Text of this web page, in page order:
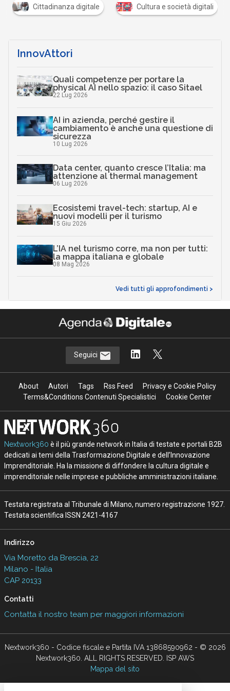
Cittadinanza digitale Cultura e società digitali E
InnovAttori
Quali competenze per portare la
physical AI nello spazio: il caso Sitael
22 Lug 2026
AI in azienda, perché gestire il
cambiamento è anche una questione di
sicurezza
10 Lug 2026
Data center, quanto cresce l’Italia: ma
attenzione al thermal management
06 Lug 2026
Ecosistemi travel-tech: startup, AI e
nuovi modelli per il turismo
15 Giu 2026
L’IA nel turismo corre, ma non per tutti:
la mappa italiana e globale
08 Mag 2026
Vedi tutti gli approfondimenti >
Seguici
About Autori Tags Rss Feed
Privacy e Cookie Policy
Terms&Conditions Contenuti Specialistici
Cookie Center
Nextwork360 è il più grande network in Italia di testate e portali B2B
dedicati ai temi della Trasformazione Digitale e dell’Innovazione
Imprenditoriale. Ha la missione di diffondere la cultura digitale e
imprenditoriale nelle imprese e pubbliche amministrazioni italiane.
Testata registrata al Tribunale di Milano, numero registrazione 1927.
Testata scientifica ISSN 2421-4167
Indirizzo
Via Moretto da Brescia, 22
Milano - Italia
CAP 20133
Contatti
Contatta il nostro team per maggiori informazioni
Nextwork360 - Codice fiscale e Partita IVA 13868590962 - © 2026
Nextwork360. ALL RIGHTS RESERVED. ISP AWS
Mappa del sito